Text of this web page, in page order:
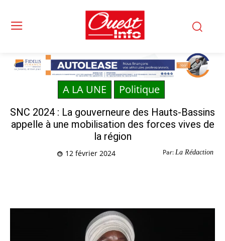
A LA UNE Politique
SNC 2024 : La gouverneure des Hauts-Bassins
appelle à une mobilisation des forces vives de
la région
Par: La Rédaction
12 février 2024